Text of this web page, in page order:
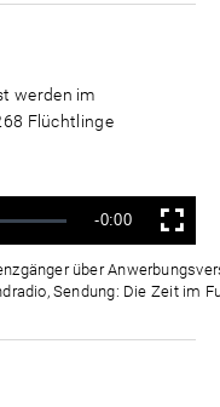
werden im
Flüchtlinge
Verbleibende
Zeit
-0:00 Vollbild
über
Sendung: Die Zeit im